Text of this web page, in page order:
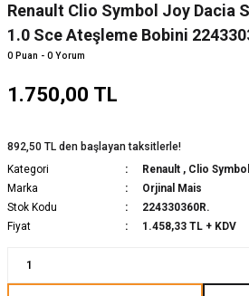
Renault Clio Symbol Joy Dacia
1.0 Sce Ateşleme Bobini
0 Puan - 0 Yorum
1.750,00 TL
892,50 TL den başlayan taksitlerle!
Kategori
Renault , Clio
Marka
Orjinal Mais
Stok Kodu
224330360R.
Fiyat
1.458,33 TL + KDV